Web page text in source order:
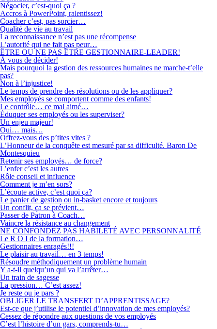
Négocier, c’est-quoi ça ?
Accros à PowerPoint, ralentissez!
Coacher c’est, pas sorcier…
Qualité de vie au travail
La reconnaissance n’est pas une récompense
L’autorité qui ne fait pas peur…
ÊTRE OU NE PAS ÊTRE GESTIONNAIRE-LEADER!
À vous de décider!
Mais pourquoi la gestion des ressources humaines ne marche-t’elle
pas?
Non à l’injustice!
Le temps de prendre des résolutions ou de les appliquer?
Mes employés se comportent comme des enfants!
Le contrôle… ce mal aimé…
Éduquer ses employés ou les superviser?
Un enjeu majeur!
Oui… mais…
Offrez-vous des p’tites vites ?
L’Honneur de la conquête est mesuré par sa difficulté. Baron De
Montesquieu
Retenir ses employés… de force?
L’enfer c’est les autres
Rôle conseil et influence
Comment je m’en sors?
L’écoute active, c’est quoi ça?
Le panier de gestion ou in-basket encore et toujours
Un conflit, ça se prévient…
Passer de Patron à Coach…
Vaincre la résistance au changement
NE CONFONDEZ PAS HABILETÉ AVEC PERSONNALITÉ
Le R O I de la formation…
Gestionnaires enragés!!!
Le plaisir au travail… en 3 temps!
Résoudre méthodiquement un problème humain
Y a-t-il quelqu’un qui va l’arrêter…
Un train de sagesse
La pression… C’est assez!
Je reste ou je pars ?
OBLIGER LE TRANSFERT D’APPRENTISSAGE?
Est-ce que j’utilise le potentiel d’innovation de mes employés?
Cessez de répondre aux questions de vos employés
C’est l’histoire d’un gars, comprends-tu…